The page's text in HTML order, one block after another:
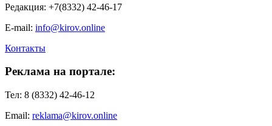
Редакция: +7(8332) 42-46-17
E-mail: info@kirov.online
Контакты
Реклама на портале:
Тел: 8 (8332) 42-46-12
Email: reklama@kirov.online